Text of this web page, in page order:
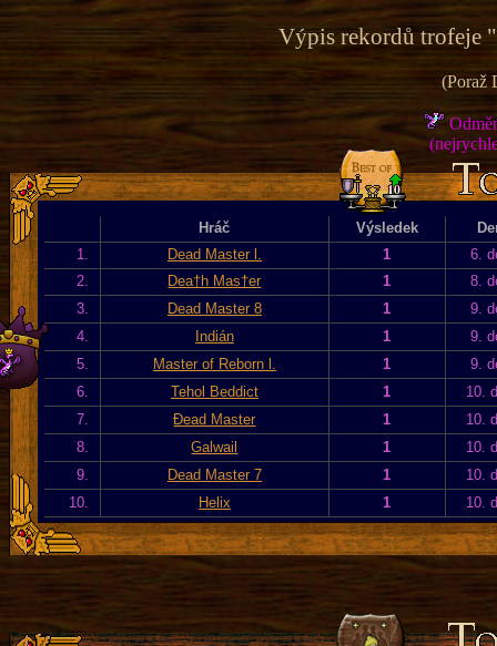
Výpis rekordů trofeje "
(Poraž
Hráč Výsledek
1.
Dead Master l. 1
6.
2.
Dea†h Mas†er 1
8.
3.
Dead Master 8 1
9.
4.
Indián 1
9.
5.
Master of Reborn l. 1
9.
6.
Tehol Beddict 1
10.
7.
Đead Master 1
10.
8.
Galwail 1
10.
9.
Dead Master 7 1
10.
10.
Helix 1 10.